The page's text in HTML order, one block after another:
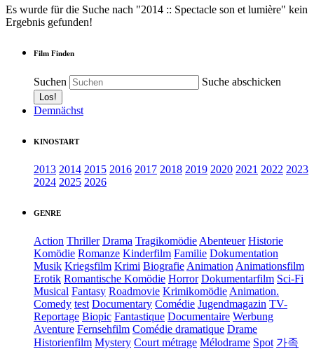
Es wurde für die Suche nach "2014 :: Spectacle son et lumière" kein
Ergebnis gefunden!
Film Finden
Suchen Suche abschicken
Demnächst
KINOSTART
2013 2014 2015 2016 2017 2018 2019 2020 2021 2022 2023
2024 2025 2026
GENRE
Action Thriller Drama Tragikomödie Abenteuer Historie
Komödie Romanze Kinderfilm Familie Dokumentation
Musik Kriegsfilm Krimi Biografie Animation Animationsfilm
Erotik Romantische Komödie Horror Dokumentarfilm Sci-Fi
Musical Fantasy Roadmovie Krimikomödie Animation.
Comedy test Documentary Comédie Jugendmagazin TV-
Reportage Biopic Fantastique Documentaire Werbung
Aventure Fernsehfilm Comédie dramatique Drame
Historienfilm Mystery Court métrage Mélodrame Spot 가족